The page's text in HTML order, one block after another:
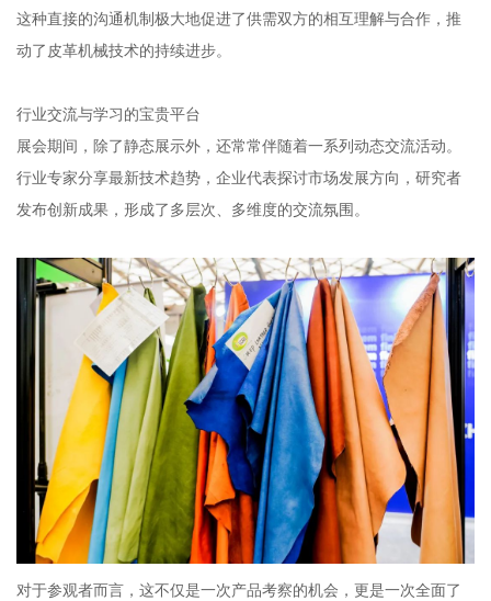
这种直接的沟通机制极大地促进了供需双方的相互理解与合作，推
动了皮革机械技术的持续进步。
行业交流与学习的宝贵平台
展会期间，除了静态展示外，还常常伴随着一系列动态交流活动。
行业专家分享最新技术趋势，企业代表探讨市场发展方向，研究者
发布创新成果，形成了多层次、多维度的交流氛围。
对于参观者而言，这不仅是一次产品考察的机会，更是一次全面了